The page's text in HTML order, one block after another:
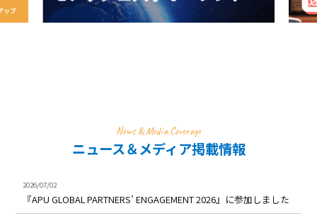
News & Media Coverage
ニュース＆メディア掲載情報
2026/07/02
『APU GLOBAL PARTNERS’ ENGAGEMENT 2026』に参加しました